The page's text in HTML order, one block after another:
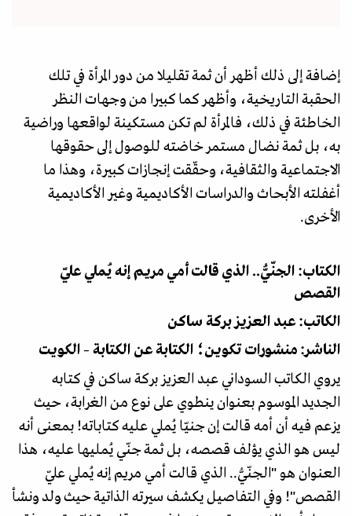
إضافة إلى ذلك أظهر أن ثمة تقليلا من دور المرأة في تلك
الحقبة التاريخية، وأظهر كما كبيرا من وجهات النظر
الخاطئة في ذلك، فالمرأة لم تكن مستكينة لواقعها وراضية
به، بل ثمة نضال مستمر خاضته للوصول إلى حقوقها
الاجتماعية والثقافية، وحقّقت إنجازات كبيرة، وهذا ما
أغفلته الأبحاث والدراسات الأكاديمية وغير الأكاديمية
الأخرى.
الكتاب: الجنّيُّ.. الذي قالت أمي مريم إنه يُملي عليّ
القصص
الكاتب: عبد العزيز بركة ساكن
الناشر: منشورات تكوين؛ الكتابة عن الكتابة – الكويت
يروي الكاتب السوداني عبد العزيز بركة ساكن في كتابه
الجديد الموسوم بعنوان ينطوي على نوع من الغرابة، حيث
يزعم فيه أن أمه قالت إن جنيّا يُملي عليه كتاباته! بمعنى أنه
ليس هو الذي يؤلف قصصه، بل ثمة جنّي يُمليها عليه، هذا
العنوان هو "الجنّيُّ.. الذي قالت أمي مريم إنه يُملي عليّ
القصص"! وفي التفاصيل يكشف سيرته الذاتية حيث ولد ونشأ